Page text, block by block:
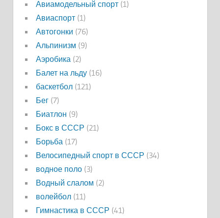
Авиамодельный спорт(1)
Авиаспорт(1)
Автогонки (76)
Альпинизм (9)
Аэробика (2)
Балет на льду(16)
баскетбол(121)
Бег(7)
Биатлон (9)
Бокс в СССР (21)
Борьба (17)
Велосипедный спорт в СССР (34)
водное поло(3)
Водный слалом (2)
волейбол(11)
Гимнастика в СССР (41)